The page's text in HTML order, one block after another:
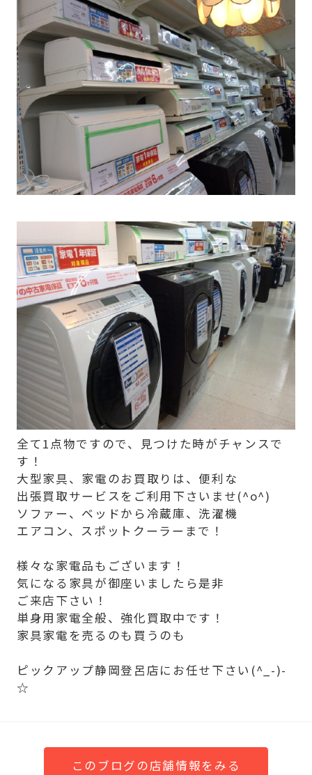
全て1点物ですので、見つけた時がチャンスで
す！
大型家具、家電のお買取りは、便利な
出張買取サービスをご利用下さいませ(^o^)
ソファー、ベッドから冷蔵庫、洗濯機
エアコン、スポットクーラーまで！
様々な家電品もございます！
気になる家具が御座いましたら是非
ご来店下さい！
単身用家電全般、強化買取中です！
家具家電を売るのも買うのも
ピックアップ静岡登呂店にお任せ下さい(^_-)-
☆
このブログの店舗情報をみる